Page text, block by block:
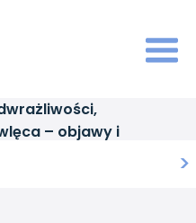
– objawy i